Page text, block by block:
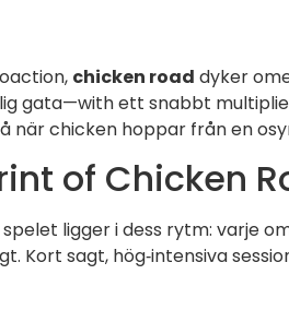
chicken road dyker
gata—with ett snabbt
när chicken hoppar från en
of Chicken
ligger i dess rytm: varje
Kort sagt, hög‑intensiva